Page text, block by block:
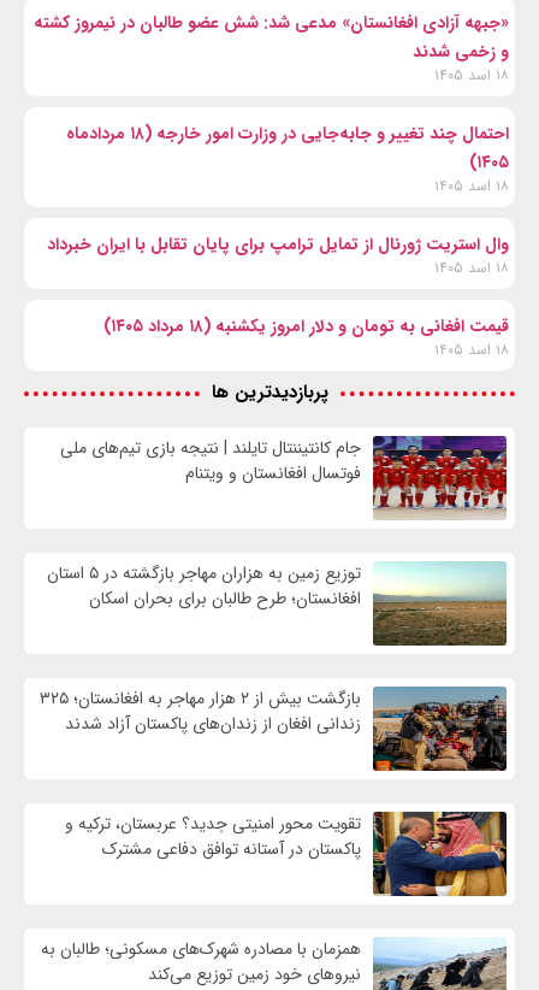
«جبهه آزادی افغانستان» مدعی شد: شش عضو طالبان در نیمروز کشته
و زخمی شدند
۱۸ اسد ۱۴۰۵
احتمال چند تغییر و جابه‌جایی در وزارت امور خارجه (۱۸ مردادماه
۱۴۰۵)
۱۸ اسد ۱۴۰۵
وال‌ استریت ژورنال از تمایل ترامپ برای پایان تقابل با ایران خبرداد
۱۸ اسد ۱۴۰۵
قیمت افغانی به تومان و دلار امروز یکشنبه (۱۸ مرداد ۱۴۰۵)
۱۸ اسد ۱۴۰۵
پربازدیدترین ها
جام کانتیننتال تایلند | نتیجه بازی تیم‌های ملی
فوتسال افغانستان و ویتنام
توزیع زمین به هزاران مهاجر بازگشته در ۵ استان
افغانستان؛ طرح طالبان برای بحران اسکان
بازگشت بیش از ۲ هزار مهاجر به افغانستان؛ ۳۲۵
زندانی افغان از زندان‌های پاکستان آزاد شدند
تقویت محور امنیتی جدید؟ عربستان، ترکیه و
پاکستان در آستانه توافق دفاعی مشترک
همزمان با مصادره شهرک‌های مسکونی؛ طالبان به
نیروهای خود زمین توزیع می‌کند